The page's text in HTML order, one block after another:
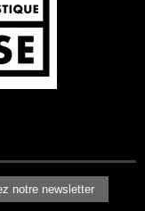
notre newsletter